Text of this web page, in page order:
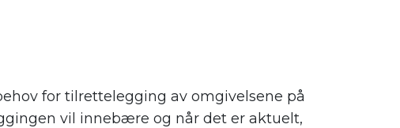
for tilrettelegging av omgivelsene på
vil innebære og når det er aktuelt,